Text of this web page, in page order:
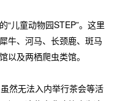
“儿童动物园STEP”。这里
牛、河马、长颈鹿、斑马
以及两栖爬虫类馆。
然无法入内举行茶会等活